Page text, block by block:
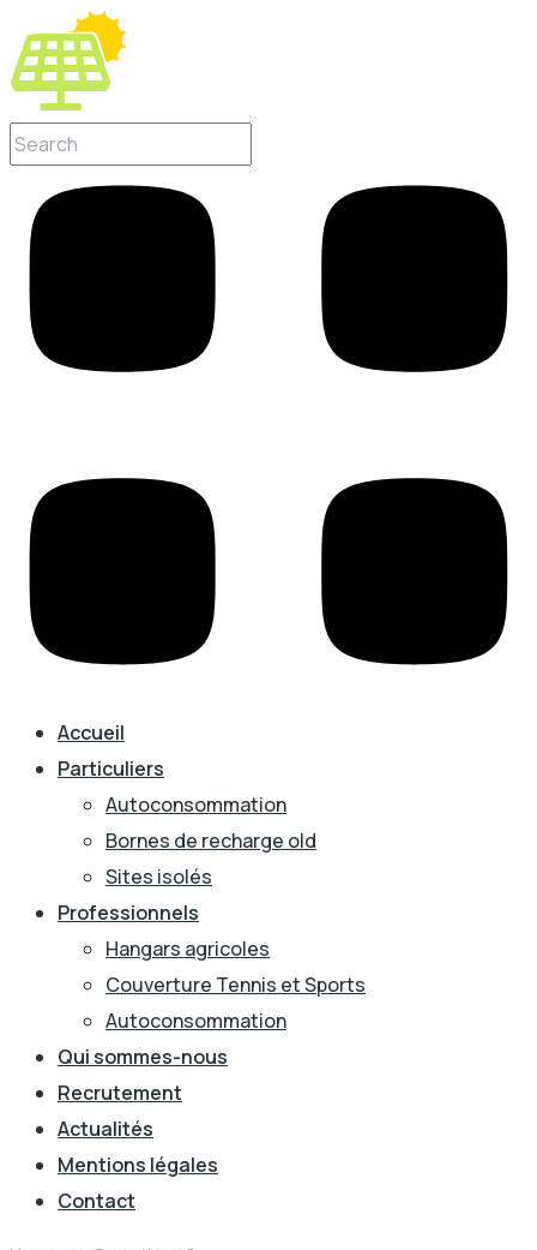
Accueil
Particuliers
Autoconsommation
Bornes de recharge old
Sites isolés
Professionnels
Hangars agricoles
Couverture Tennis et Sports
Autoconsommation
Qui sommes-nous
Recrutement
Actualités
Mentions légales
Contact